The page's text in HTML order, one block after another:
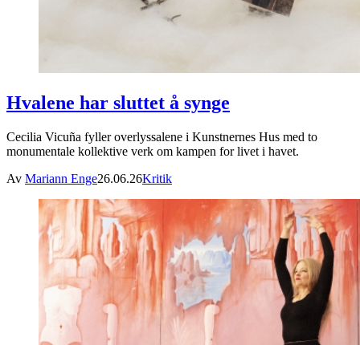
Hvalene har sluttet å synge
Cecilia Vicuña fyller overlyssalene i Kunstnernes Hus med to
monumentale kollektive verk om kampen for livet i havet.
Av Mariann Enge26.06.26Kritik